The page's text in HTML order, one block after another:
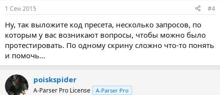
1 Сен 2015 #4
Ну, так выложите код пресета, несколько запросов, по
которым у вас возникают вопросы, чтобы можно было
протестировать. По одному скрину сложно что-то понять
и помочь...
poiskspider
A-Parser Pro License A-Parser Pro